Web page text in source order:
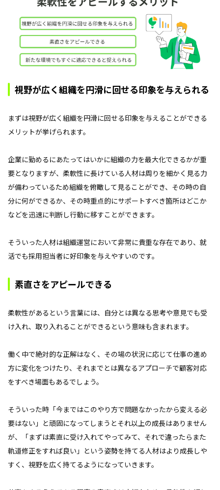
視野が広く組織を円滑に回せる印象を与えられる
まずは視野が広く組織を円滑に回せる印象を与えることができる
メリットが挙げられます。
企業に勤めるにあたってはいかに組織の力を最大化できるかが重
要となりますが、柔軟性に長けている人材は周りを細かく見る力
が備わっているため組織を俯瞰して見ることができ、その時の自
分に何ができるか、その時重点的にサポートすべき箇所はどこか
などを迅速に判断し行動に移すことができます。
そういった人材は組織運営において非常に貴重な存在であり、就
活でも採用担当者に好印象を与えやすいのです。
素直さをアピールできる
柔軟性があるという言葉には、自分とは異なる思考や意見でも受
け入れ、取り入れることができるという意味も含まれます。
働く中で絶対的な正解はなく、その場の状況に応じて仕事の進め
方に変化をつけたり、それまでとは異なるアプローチで顧客対応
をすべき場面もあるでしょう。
そういった時「今まではこのやり方で問題なかったから変える必
要はない」と頑固になってしまうとそれ以上の成長はありません
が、「まずは素直に受け入れてやってみて、それで違ったらまた
軌道修正をすれば良い」という姿勢を持てる人材はより成長しや
すく、視野を広く持てるようになっていきます。